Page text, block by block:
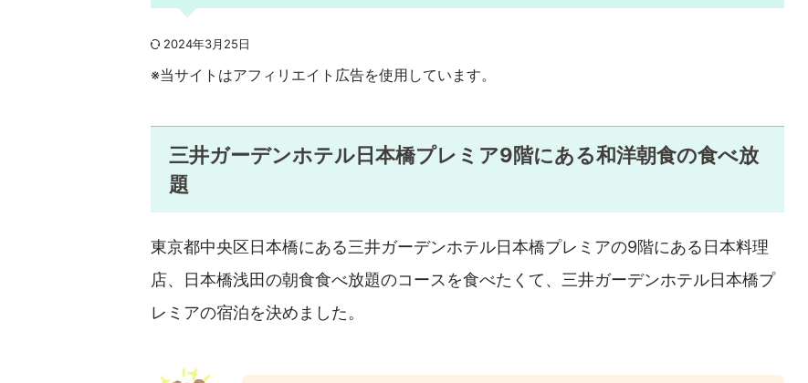
2024年3月25日
※当サイトはアフィリエイト広告を使用しています。
三井ガーデンホテル日本橋プレミア9階にある和洋朝食の食べ放
題
東京都中央区日本橋にある三井ガーデンホテル日本橋プレミアの9階にある日本料理
店、日本橋浅田の朝食食べ放題のコースを食べたくて、三井ガーデンホテル日本橋プ
レミアの宿泊を決めました。